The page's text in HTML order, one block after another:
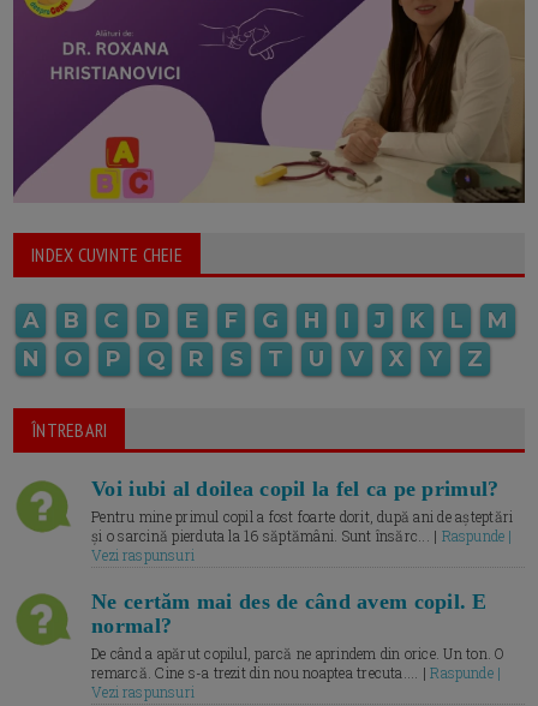
INDEX CUVINTE CHEIE
A B C D E F G H I J K L
M
N
O P Q R S T U V X Y Z
ÎNTREBARI
Voi iubi al doilea copil la fel ca pe primul?
Pentru mine primul copil a fost foarte dorit, după ani de așteptări
și o sarcină pierduta la 16 săptămâni. Sunt însărc... | Raspunde |
Vezi raspunsuri
Ne certăm mai des de când avem copil. E
normal?
De când a apărut copilul, parcă ne aprindem din orice. Un ton. O
remarcă. Cine s-a trezit din nou noaptea trecuta.... |Raspunde |
Vezi raspunsuri